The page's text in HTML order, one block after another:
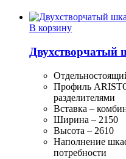
В корзину
Двухстворчатый
Профиль
разделителями
Вставка –
Ширина – 2150
Высота – 2610
Наполнение
потребности